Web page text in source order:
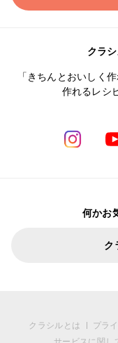
クラ
「きちんとおいしく
作れるレシ
何かお
ク
クラシルとは プラ